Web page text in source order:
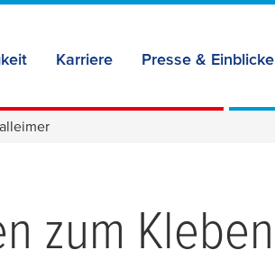
Karriere Presse & Einblicke
zum Kleben